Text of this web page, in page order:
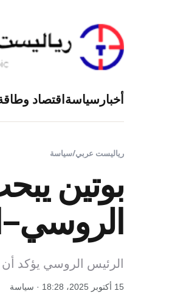
أخبار سياسةاقتصاد
رياليست عربي/سياسة
بوتين
الرئيس الروسي يؤكد
15 أكتوبر 2025، 18:28 · سياسة